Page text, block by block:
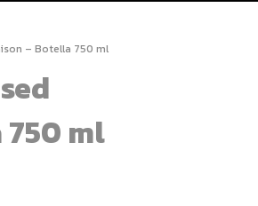
– Botella 750 ml
ml